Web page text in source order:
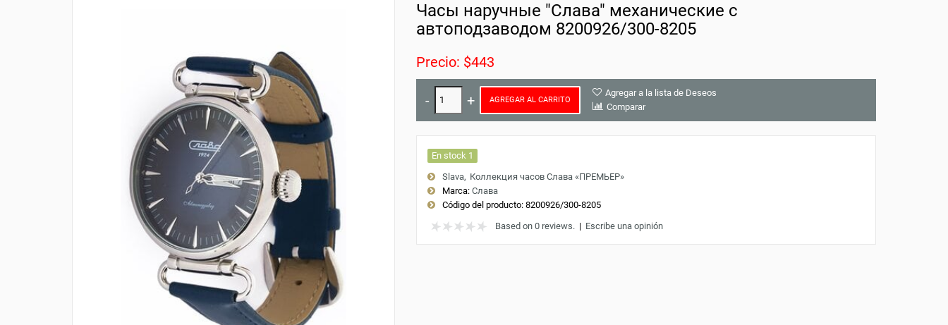
Часы наручные "Слава" механические с
автоподзаводом 8200926/300-8205
Precio: $443
AGREGAR AL CARRITO
Agregar a la lista de Deseos
Comparar
En stock 1
Slava
Коллекция часов Слава «ПРЕМЬЕР»
Marca: Слава
Código del producto:8200926/300-8205
Based on 0 reviews.| Escribe una opinión